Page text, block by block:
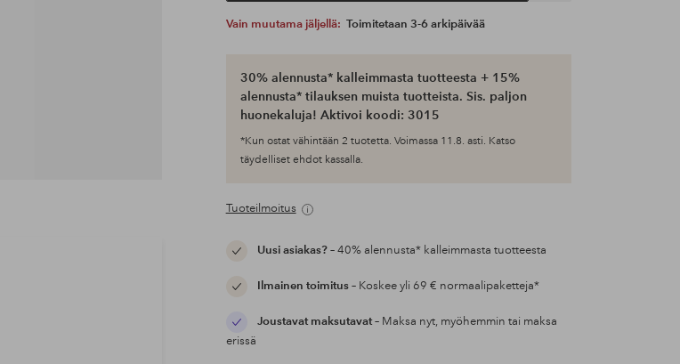
Vain muutama jäljellä: Toimitetaan 3-6 arkipäivää
30% alennusta* kalleimmasta tuotteesta + 15%
alennusta* tilauksen muista tuotteista. Sis. paljon
huonekaluja! Aktivoi koodi: 3015
*Kun ostat vähintään 2 tuotetta. Voimassa 11.8. asti. Katso
täydelliset ehdot kassalla.
Tuoteilmoitus
Uusi asiakas?– 40% alennusta* kalleimmasta tuotteesta
Ilmainen toimitus– Koskee yli 69 € normaalipaketteja*
Joustavat maksutavat– Maksa nyt, myöhemmin tai maksa
erissä